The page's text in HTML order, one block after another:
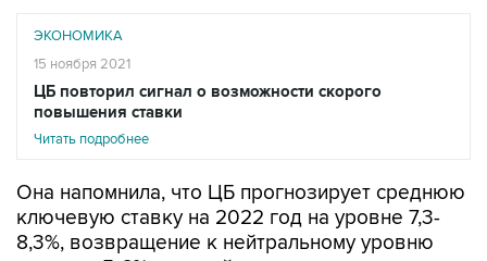
ЦБ повторил сигнал о возможности скорого
повышения ставки
Читать подробнее
Она напомнила, что ЦБ прогнозирует среднюю
8,3%, возвращение к нейтральному уровню
ставки в 5-6% произойдет не раньше
середины 2023 года.